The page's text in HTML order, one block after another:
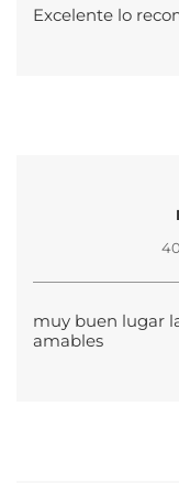
Excelente lo
muy buen lugar
amables